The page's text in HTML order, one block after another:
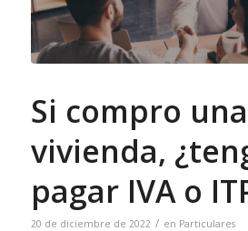
Si compro una
vivienda,
pagar IVA o
20 de diciembre de 2022 / en Particulares